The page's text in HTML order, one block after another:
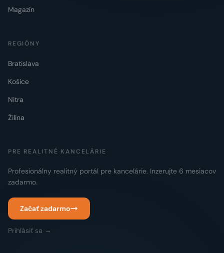
Magazín
REGIÓNY
Bratislava
Košice
Nitra
Žilina
PRE REALITNÉ KANCELÁRIE
Profesionálny realitný portál pre kancelárie. Inzerujte 6 mesiacov
zadarmo.
Začať zadarmo
Prihlásiť sa →